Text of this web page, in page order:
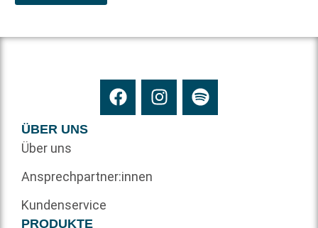
ÜBER UNS
Über uns
Ansprechpartner:innen
Kundenservice
PRODUKTE